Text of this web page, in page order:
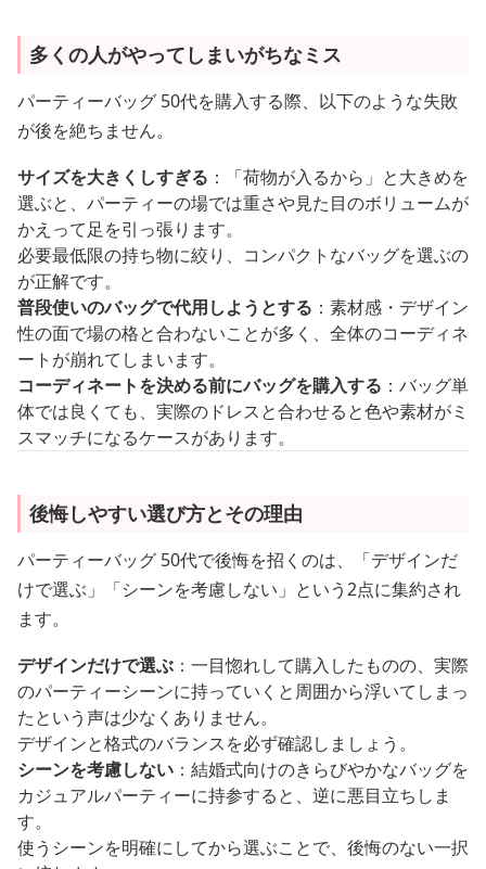
多くの人がやってしまいがちなミス
パーティーバッグ 50代を購入する際、以下のような失敗
が後を絶ちません。
サイズを大きくしすぎる ：「荷物が入るから」と大きめを
選ぶと、パーティーの場では重さや見た目のボリュームが
かえって足を引っ張ります。
必要最低限の持ち物に絞り、コンパクトなバッグを選ぶの
が正解です。
普段使いのバッグで代用しようとする ：素材感・デザイン
性の面で場の格と合わないことが多く、全体のコーディネ
ートが崩れてしまいます。
コーディネートを決める前にバッグを購入する ：バッグ単
体では良くても、実際のドレスと合わせると色や素材がミ
スマッチになるケースがあります。
後悔しやすい選び方とその理由
パーティーバッグ 50代で後悔を招くのは、「デザインだ
けで選ぶ」「シーンを考慮しない」という2点に集約され
ます。
デザインだけで選ぶ ：一目惚れして購入したものの、実際
のパーティーシーンに持っていくと周囲から浮いてしまっ
たという声は少なくありません。
デザインと格式のバランスを必ず確認しましょう。
シーンを考慮しない ：結婚式向けのきらびやかなバッグを
カジュアルパーティーに持参すると、逆に悪目立ちしま
す。
使うシーンを明確にしてから選ぶことで、後悔のない一択